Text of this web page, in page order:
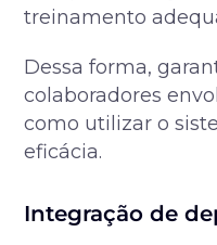
treinamento
Dessa forma,
colaboradores
como utilizar o
eficácia.
Integração de